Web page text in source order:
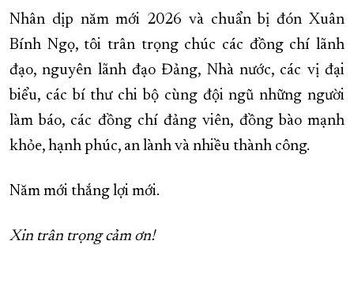
Nhân dịp năm mới 2026 và chuẩn bị đón Xuân
Bính Ngọ, tôi trân trọng chúc các đồng chí lãnh
đạo, nguyên lãnh đạo Đảng, Nhà nước, các vị đại
biểu, các bí thư chi bộ cùng đội ngũ những người
làm báo, các đồng chí đảng viên, đồng bào mạnh
khỏe, hạnh phúc, an lành và nhiều thành công.
Năm mới thắng lợi mới.
Xin trân trọng cảm ơn!